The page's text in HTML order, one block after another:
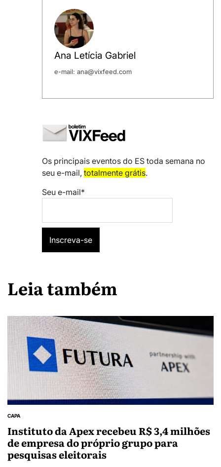
Ana Letícia Gabriel
e-mail: ana@vixfeed.com
Os principais eventos do ES toda semana no
seu e-mail, totalmente grátis.
Seu e-mail*
Leia também
CAPA
Instituto da Apex recebeu R$ 3,4 milhões
de empresa do próprio grupo para
pesquisas eleitorais